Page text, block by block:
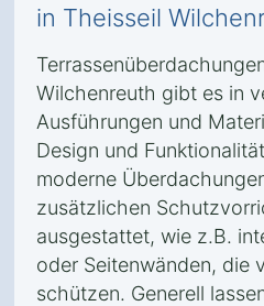
in Theisseil
Wilchenreuth gibt es in
Ausführungen und
Design und
moderne
zusätzlichen
ausgestattet, wie z.B.
oder Seitenwänden, die
schützen. Generell